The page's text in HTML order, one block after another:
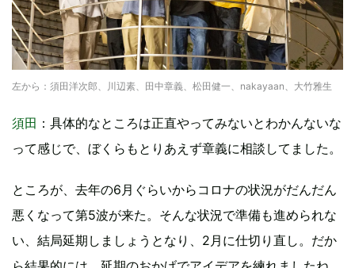
左から：須田洋次郎、川辺素、田中章義、松田健一、nakayaan、大竹雅生
須田 ：具体的なところは正直やってみないとわかんないな
って感じで、ぼくらもとりあえず章義に相談してました。
ところが、去年の6月ぐらいからコロナの状況がだんだん
悪くなって第5波が来た。そんな状況で準備も進められな
い、結局延期しましょうとなり、2月に仕切り直し。だか